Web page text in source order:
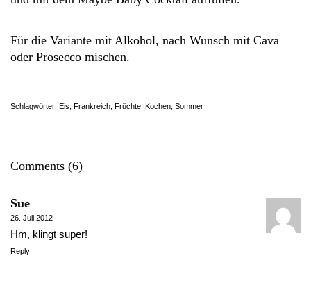
Für die Variante mit Alkohol, nach Wunsch mit Cava
oder Prosecco mischen.
Schlagwörter: Eis Frankreich Früchte Kochen Sommer
Comments (6)
Sue
26. Juli 2012
Hm, klingt super!
Reply